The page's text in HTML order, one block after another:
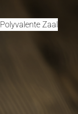
Polyvalente Zaal